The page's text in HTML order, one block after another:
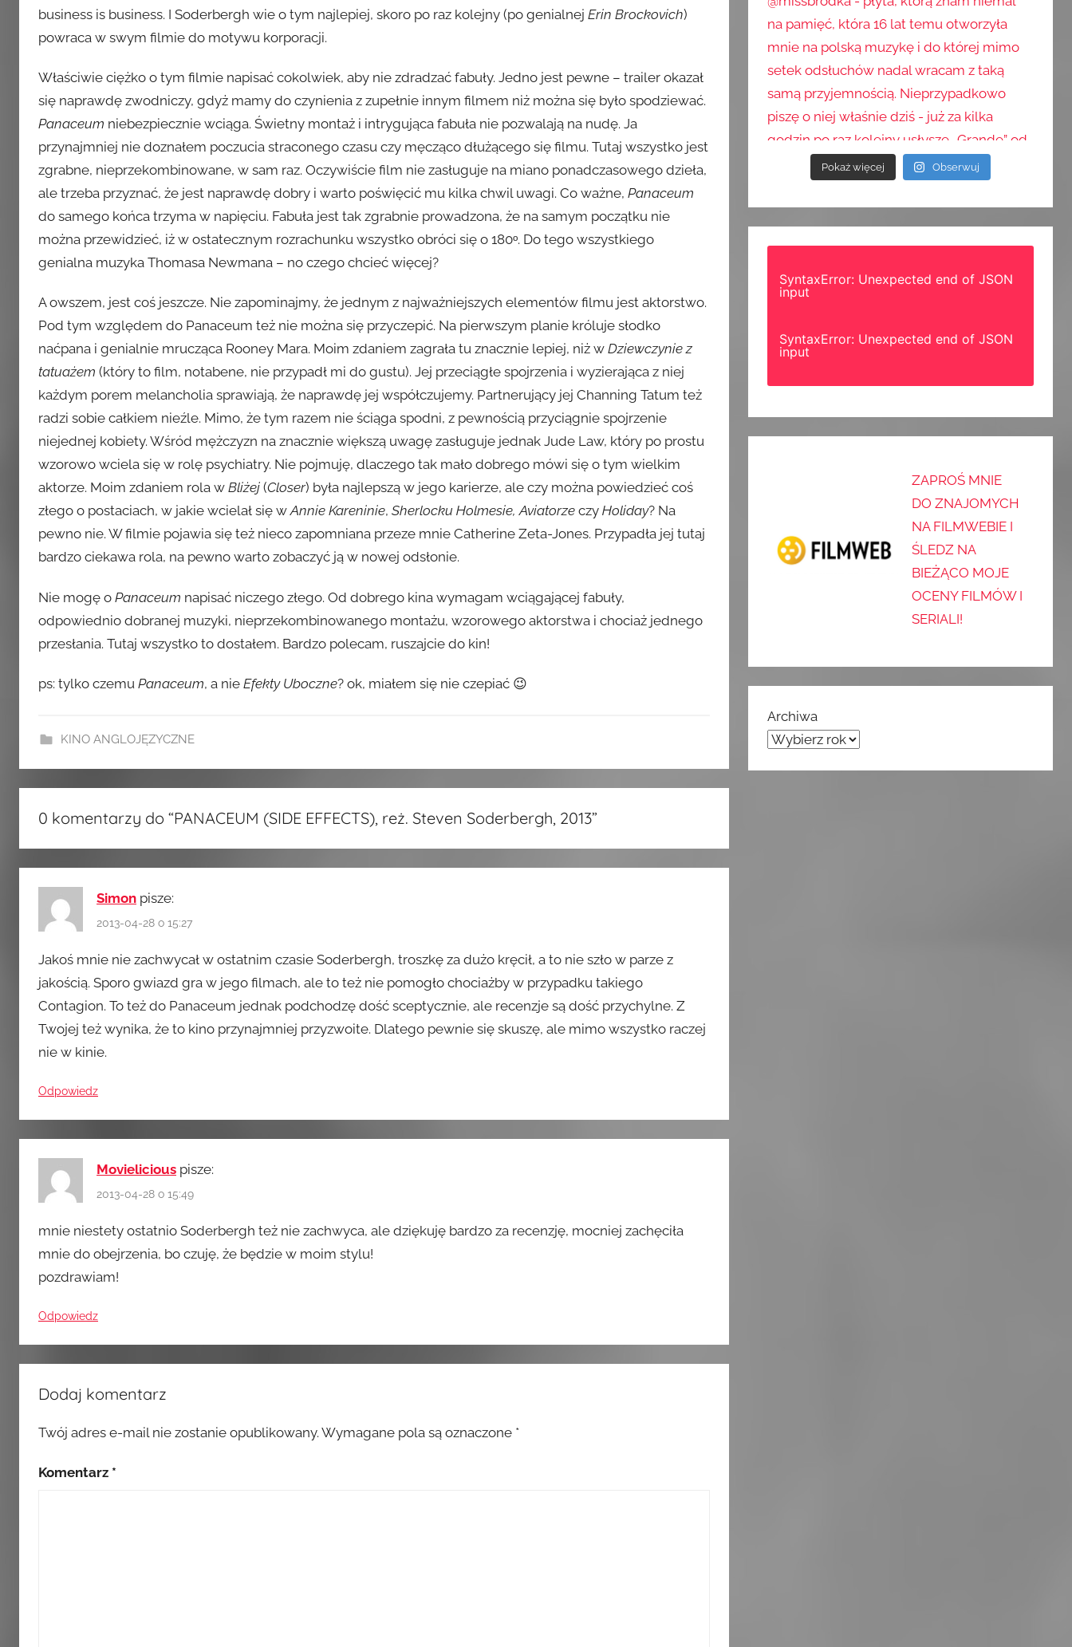
business is business. I Soderbergh wie o tym najlepiej, skoro po raz kolejny (po genialnej Erin Brockovich)
powraca w swym filmie do motywu korporacji.
Właściwie ciężko o tym filmie napisać cokolwiek, aby nie zdradzać fabuły. Jedno jest pewne – trailer okazał
się naprawdę zwodniczy, gdyż mamy do czynienia z zupełnie innym filmem niż można się było spodziewać.
Panaceum niebezpiecznie wciąga. Świetny montaż i intrygująca fabuła nie pozwalają na nudę. Ja
przynajmniej nie doznałem poczucia straconego czasu czy męcząco dłużącego się filmu. Tutaj wszystko jest
zgrabne, nieprzekombinowane, w sam raz. Oczywiście film nie zasługuje na miano ponadczasowego dzieła,
ale trzeba przyznać, że jest naprawdę dobry i warto poświęcić mu kilka chwil uwagi. Co ważne, Panaceum
do samego końca trzyma w napięciu. Fabuła jest tak zgrabnie prowadzona, że na samym początku nie
można przewidzieć, iż w ostatecznym rozrachunku wszystko obróci się o 180ᵒ. Do tego wszystkiego
genialna muzyka Thomasa Newmana – no czego chcieć więcej?
A owszem, jest coś jeszcze. Nie zapominajmy, że jednym z najważniejszych elementów filmu jest aktorstwo.
Pod tym względem do Panaceum też nie można się przyczepić. Na pierwszym planie króluje słodko
naćpana i genialnie mrucząca Rooney Mara. Moim zdaniem zagrała tu znacznie lepiej, niż w Dziewczynie z
tatuażem (który to film, notabene, nie przypadł mi do gustu). Jej przeciągłe spojrzenia i wyzierająca z niej
każdym porem melancholia sprawiają, że naprawdę jej współczujemy. Partnerujący jej Channing Tatum też
radzi sobie całkiem nieźle. Mimo, że tym razem nie ściąga spodni, z pewnością przyciągnie spojrzenie
niejednej kobiety. Wśród mężczyzn na znacznie większą uwagę zasługuje jednak Jude Law, który po prostu
wzorowo wciela się w rolę psychiatry. Nie pojmuję, dlaczego tak mało dobrego mówi się o tym wielkim
aktorze. Moim zdaniem rola w Bliżej (Closer) była najlepszą w jego karierze, ale czy można powiedzieć coś
złego o postaciach, w jakie wcielał się wAnnie Kareninie, Sherlocku Holmesie, Aviatorze czy Holiday? Na
pewno nie. W filmie pojawia się też nieco zapomniana przeze mnie Catherine Zeta-Jones. Przypadła jej tutaj
bardzo ciekawa rola, na pewno warto zobaczyć ją w nowej odsłonie.
Nie mogę o Panaceum napisać niczego złego. Od dobrego kina wymagam wciągającej fabuły,
odpowiednio dobranej muzyki, nieprzekombinowanego montażu, wzorowego aktorstwa i chociaż jednego
przesłania. Tutaj wszystko to dostałem. Bardzo polecam, ruszajcie do kin!
ps: tylko czemu Panaceum, a nie Efekty Uboczne? ok, miałem się nie czepiać 😉
KINO ANGLOJĘZYCZNE
0 komentarzy do “PANACEUM (SIDE EFFECTS), reż. Steven Soderbergh, 2013”
Simon pisze:
2013-04-28 o 15:27
Jakoś mnie nie zachwycał w ostatnim czasie Soderbergh, troszkę za dużo kręcił, a to nie szło w parze z
jakością. Sporo gwiazd gra w jego filmach, ale to też nie pomogło chociażby w przypadku takiego
Contagion. To też do Panaceum jednak podchodzę dość sceptycznie, ale recenzje są dość przychylne. Z
Twojej też wynika, że to kino przynajmniej przyzwoite. Dlatego pewnie się skuszę, ale mimo wszystko raczej
nie w kinie.
Odpowiedz
Movielicious pisze:
2013-04-28 o 15:49
mnie niestety ostatnio Soderbergh też nie zachwyca, ale dziękuję bardzo za recenzję, mocniej zachęciła
mnie do obejrzenia, bo czuję, że będzie w moim stylu!
pozdrawiam!
Odpowiedz
Dodaj komentarz
Twój adres e-mail nie zostanie opublikowany. Wymagane pola są oznaczone *
Komentarz *
Pokaż więcej Obserwuj
SyntaxError: Unexpected end of JSON
input
SyntaxError: Unexpected end of JSON
input
ZAPROŚ MNIE
DO ZNAJOMYCH
NA FILMWEBIE I
ŚLEDZ NA
BIEŻĄCO MOJE
OCENY FILMÓW I
SERIALI!
Archiwa